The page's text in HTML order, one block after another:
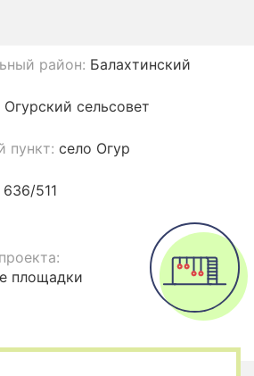
район: Балахтинский
Огурский сельсовет
пункт: село Огур
636/511
площадки